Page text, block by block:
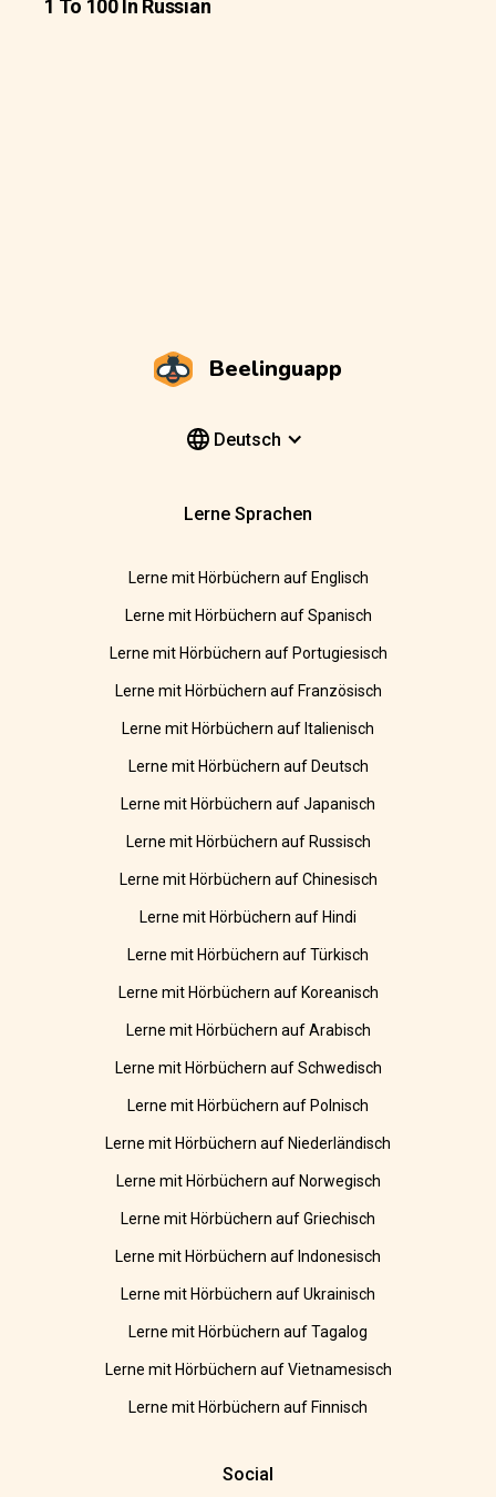
1 To 100 In Russian
Beelinguapp
Deutsch
Lerne Sprachen
Lerne mit Hörbüchern auf Englisch
Lerne mit Hörbüchern auf Spanisch
Lerne mit Hörbüchern auf Portugiesisch
Lerne mit Hörbüchern auf Französisch
Lerne mit Hörbüchern auf Italienisch
Lerne mit Hörbüchern auf Deutsch
Lerne mit Hörbüchern auf Japanisch
Lerne mit Hörbüchern auf Russisch
Lerne mit Hörbüchern auf Chinesisch
Lerne mit Hörbüchern auf Hindi
Lerne mit Hörbüchern auf Türkisch
Lerne mit Hörbüchern auf Koreanisch
Lerne mit Hörbüchern auf Arabisch
Lerne mit Hörbüchern auf Schwedisch
Lerne mit Hörbüchern auf Polnisch
Lerne mit Hörbüchern auf Niederländisch
Lerne mit Hörbüchern auf Norwegisch
Lerne mit Hörbüchern auf Griechisch
Lerne mit Hörbüchern auf Indonesisch
Lerne mit Hörbüchern auf Ukrainisch
Lerne mit Hörbüchern auf Tagalog
Lerne mit Hörbüchern auf Vietnamesisch
Lerne mit Hörbüchern auf Finnisch
Social